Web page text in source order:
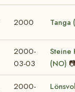
2000 Tanga
2000-
03-03
Steine
(NO)
2000-